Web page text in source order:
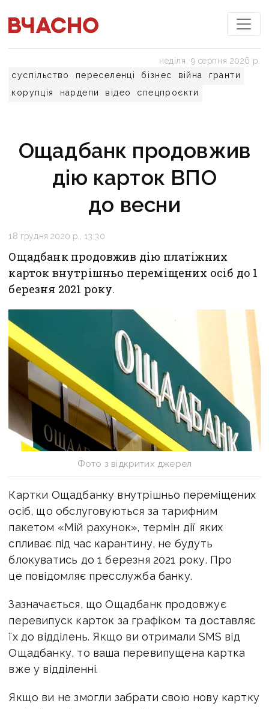
суспільство переселенці бізнес війна
гранти
корупція
нардепи відео спецпроєкти
неділя, 9 серпня 2026 р.
Ощадбанк продовжив
дію карток ВПО
до весни
18 грудня 2020 р., 13:30
Ощадбанк продовжив дію платіжних
карток внутрішньо переміщених осіб до 1
березня 2021 року.
Фото з відкритих джерел
Картки Ощадбанку внутрішньо переміщених
осіб, що обслуговуються за тарифним
пакетом «Мій рахунок», термін дії яких
спливає під час карантину, не будуть
блокуватись до 1 березня 2021 року. Про
це повідомляє пресслужба банку.
Зазначається, що Ощадбанк продовжує
перевипуск карток за графіком та доставляє
їх до відділень. Якщо ви отримали SMS від
Ощадбанку, то ваша перевипущена картка
вже у відділенні.
Якщо ви не змогли забрати свою нову картку